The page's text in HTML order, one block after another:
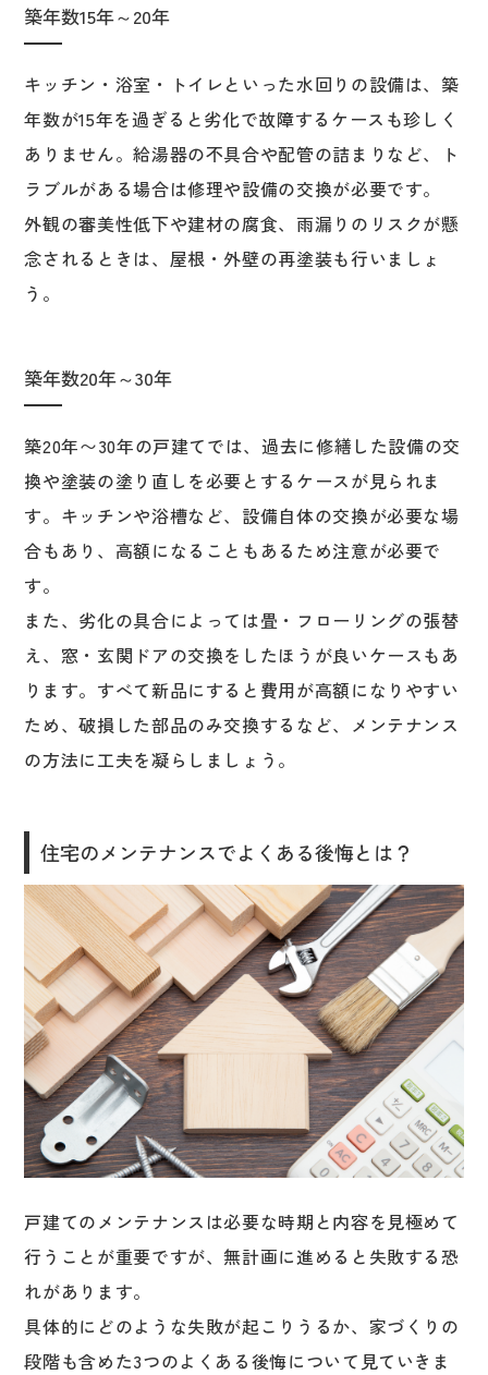
築年数15年～20年
キッチン・浴室・トイレといった水回りの設備は、築
年数が15年を過ぎると劣化で故障するケースも珍しく
ありません。給湯器の不具合や配管の詰まりなど、ト
ラブルがある場合は修理や設備の交換が必要です。
外観の審美性低下や建材の腐食、雨漏りのリスクが懸
念されるときは、屋根・外壁の再塗装も行いましょ
う。
築年数20年～30年
築20年〜30年の戸建てでは、過去に修繕した設備の交
換や塗装の塗り直しを必要とするケースが見られま
す。キッチンや浴槽など、設備自体の交換が必要な場
合もあり、高額になることもあるため注意が必要で
す。
また、劣化の具合によっては畳・フローリングの張替
え、窓・玄関ドアの交換をしたほうが良いケースもあ
ります。すべて新品にすると費用が高額になりやすい
ため、破損した部品のみ交換するなど、メンテナンス
の方法に工夫を凝らしましょう。
住宅のメンテナンスでよくある後悔とは？
戸建てのメンテナンスは必要な時期と内容を見極めて
行うことが重要ですが、無計画に進めると失敗する恐
れがあります。
具体的にどのような失敗が起こりうるか、家づくりの
段階も含めた3つのよくある後悔について見ていきま